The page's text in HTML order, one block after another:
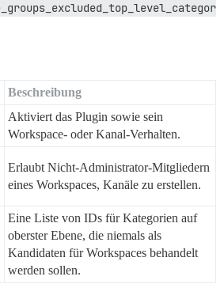
Beschreibung
Aktiviert das Plugin sowie sein
Workspace- oder Kanal-Verhalten.
Erlaubt Nicht-Administrator-Mitgliedern
eines Workspaces, Kanäle zu erstellen.
Eine Liste von IDs für Kategorien auf
oberster Ebene, die niemals als
Kandidaten für Workspaces behandelt
werden sollen.